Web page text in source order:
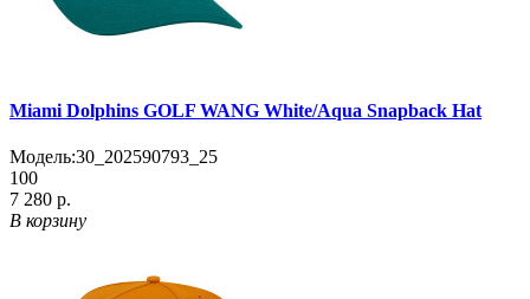
Miami Dolphins GOLF WANG White/Aqua Snapback Hat
Модель:30_202590793_25
100
7 280 р.
В корзину